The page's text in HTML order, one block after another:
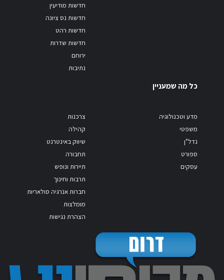
חדשות מודיעין
חדשות נס ציונה
חדשות רהט
חדשות שדרות
ירוחם
נתיבות
כל מה שמעניין
מדע וטכנולוגיה
משפטי
נדל"ן
ספורט
עסקים
צרכנות
קהילה
שיווק באינטרנט
תחבורה
תיירות ונופש
תרבות וחינוך
חברות אנרגיה סולאריות
מומלצות
הצהרת נגישות